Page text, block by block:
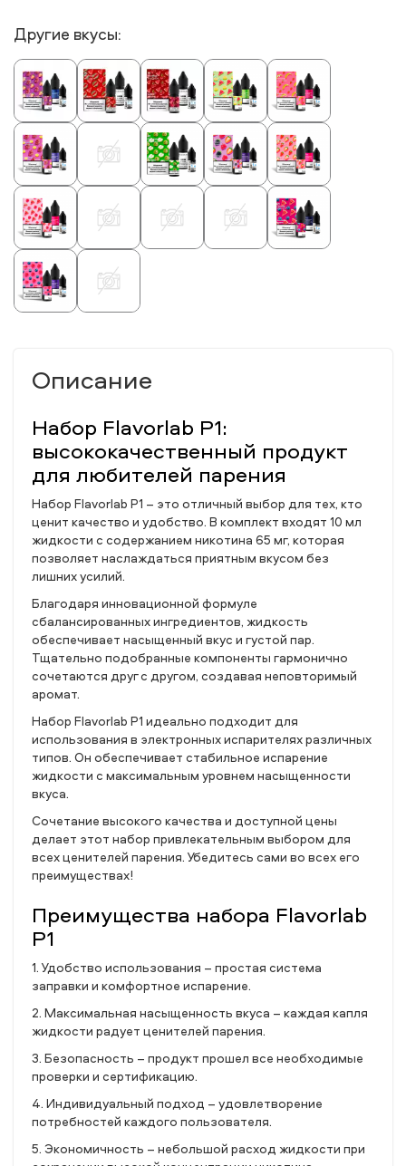
Другие вкусы:
Описание
Набор Flavorlab P1:
высококачественный продукт
для любителей парения
Набор Flavorlab P1 – это отличный выбор для тех, кто
ценит качество и удобство. В комплект входят 10 мл
жидкости с содержанием никотина 65 мг, которая
позволяет наслаждаться приятным вкусом без
лишних усилий.
Благодаря инновационной формуле
сбалансированных ингредиентов, жидкость
обеспечивает насыщенный вкус и густой пар.
Тщательно подобранные компоненты гармонично
сочетаются друг с другом, создавая неповторимый
аромат.
Набор Flavorlab P1 идеально подходит для
использования в электронных испарителях различных
типов. Он обеспечивает стабильное испарение
жидкости с максимальным уровнем насыщенности
вкуса.
Сочетание высокого качества и доступной цены
делает этот набор привлекательным выбором для
всех ценителей парения. Убедитесь сами во всех его
преимуществах!
Преимущества набора Flavorlab
P1
1. Удобство использования – простая система
заправки и комфортное испарение.
2. Максимальная насыщенность вкуса – каждая капля
жидкости радует ценителей парения.
3. Безопасность – продукт прошел все необходимые
проверки и сертификацию.
4. Индивидуальный подход – удовлетворение
потребностей каждого пользователя.
5. Экономичность – небольшой расход жидкости при